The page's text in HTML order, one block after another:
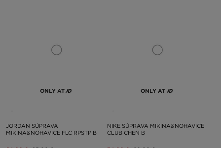
ONLY AT
JORDAN SÚPRAVA
MIKINA&NOHAVICE FLC RPSTP B
ONLY AT
NIKE SÚPRAVA MIKINA&NOHAVICE
CLUB CHEN B